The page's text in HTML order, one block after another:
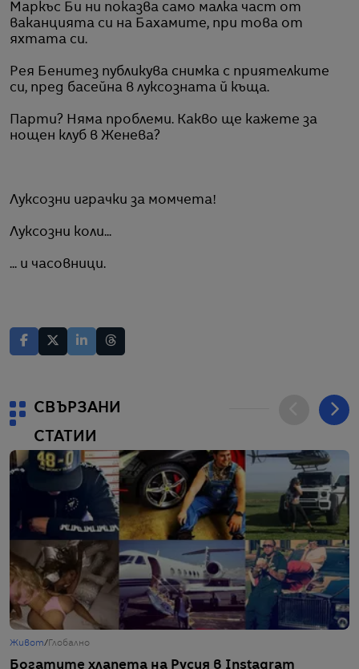
Маркъс Би ни показва само малка част от
ваканцията си на Бахамите, при това от
яхтата си.
Рея Бенитез публикува снимка с приятелките
си, пред басейна в луксозната й къща.
Парти? Няма проблеми. Какво ще кажете за
нощен клуб в Женева?
Луксозни играчки за момчета!
Луксозни коли...
... и часовници.
СВЪРЗАНИ
СТАТИИ
Живот/ Глобално
Богатите хлапета на Русия в Instagram